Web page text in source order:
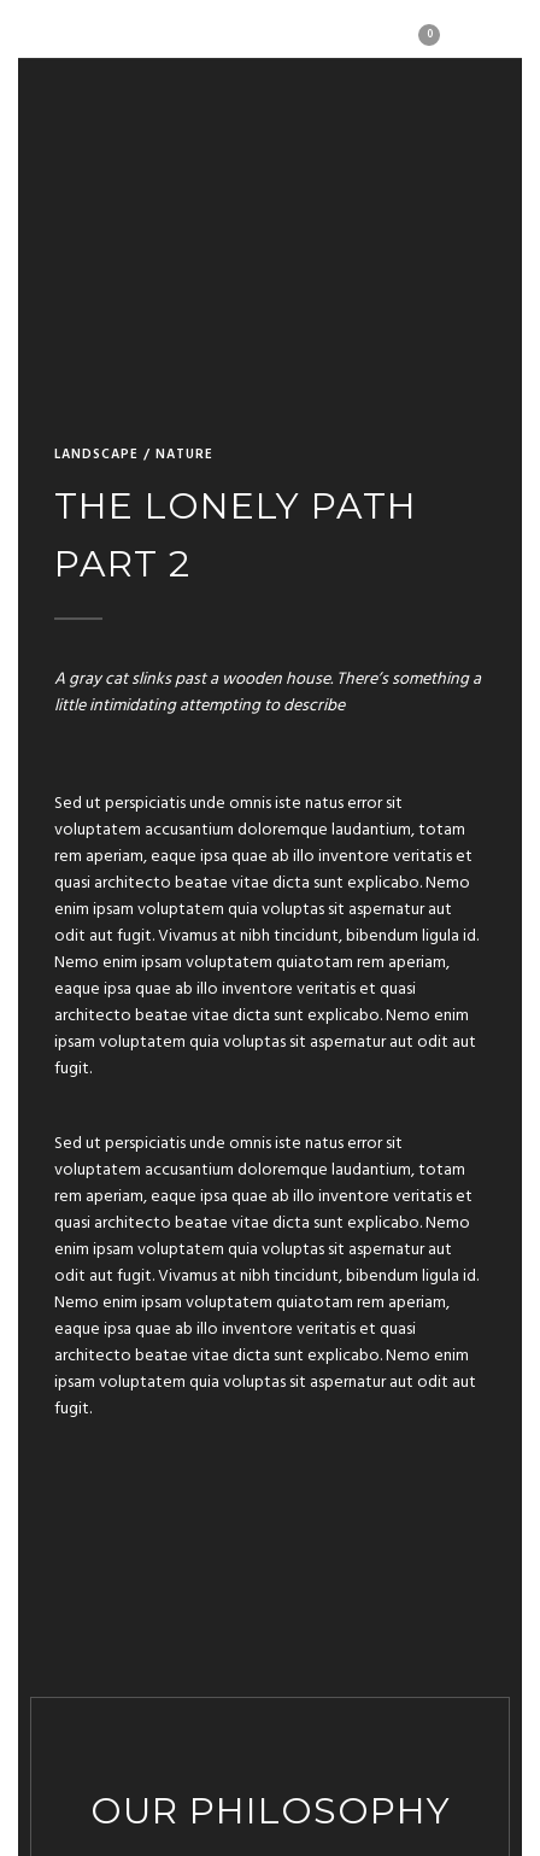
0
LANDSCAPE / NATURE
THE LONELY PATH
PART 2
A gray cat slinks past a wooden house. There’s something a
little intimidating attempting to describe
Sed ut perspiciatis unde omnis iste natus error sit
voluptatem accusantium doloremque laudantium, totam
rem aperiam, eaque ipsa quae ab illo inventore veritatis et
quasi architecto beatae vitae dicta sunt explicabo. Nemo
enim ipsam voluptatem quia voluptas sit aspernatur aut
odit aut fugit. Vivamus at nibh tincidunt, bibendum ligula id.
Nemo enim ipsam voluptatem quiatotam rem aperiam,
eaque ipsa quae ab illo inventore veritatis et quasi
architecto beatae vitae dicta sunt explicabo. Nemo enim
ipsam voluptatem quia voluptas sit aspernatur aut odit aut
fugit.
Sed ut perspiciatis unde omnis iste natus error sit
voluptatem accusantium doloremque laudantium, totam
rem aperiam, eaque ipsa quae ab illo inventore veritatis et
quasi architecto beatae vitae dicta sunt explicabo. Nemo
enim ipsam voluptatem quia voluptas sit aspernatur aut
odit aut fugit. Vivamus at nibh tincidunt, bibendum ligula id.
Nemo enim ipsam voluptatem quiatotam rem aperiam,
eaque ipsa quae ab illo inventore veritatis et quasi
architecto beatae vitae dicta sunt explicabo. Nemo enim
ipsam voluptatem quia voluptas sit aspernatur aut odit aut
fugit.
OUR PHILOSOPHY